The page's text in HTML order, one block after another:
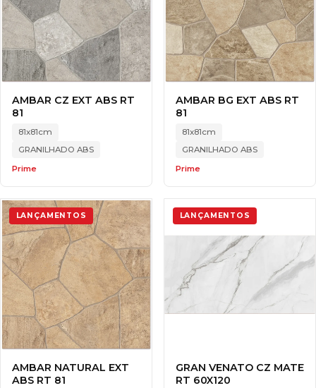
AMBAR CZ EXT ABS RT
81
81x81cm
GRANILHADO ABS
Prime
AMBAR BG EXT ABS RT
81
81x81cm
GRANILHADO ABS
Prime
LANÇAMENTOS
AMBAR NATURAL EXT
ABS RT 81
LANÇAMENTOS
GRAN VENATO CZ MATE
RT 60X120